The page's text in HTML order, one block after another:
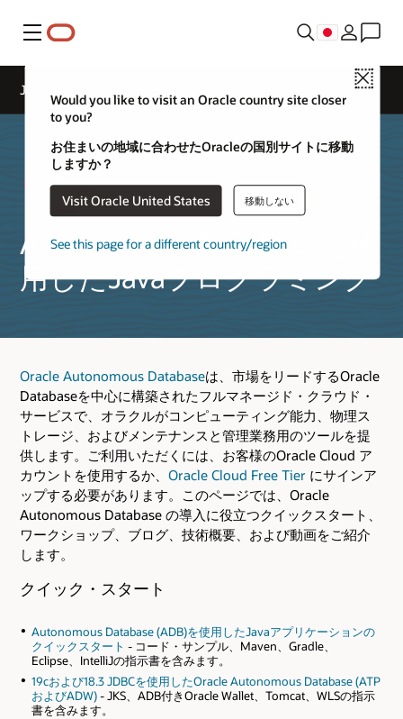
メニュー
Close
Would you like to visit an Oracle country site closer
to you?
お住まいの地域に合わせたOracleの国別サイトに移動
しますか？
Visit Oracle United States 移動しない
See this page for a different country/region
JDBCとDBクラウド
Autonomous Databaseを使
用したJavaプログラミング
Oracle Autonomous Databaseは、市場をリードするOracle
Databaseを中心に構築されたフルマネージド・クラウド・
サービスで、オラクルがコンピューティング能力、物理ス
トレージ、およびメンテナンスと管理業務用のツールを提
供します。ご利用いただくには、お客様のOracle Cloud ア
カウントを使用するか、 Oracle Cloud Free Tier にサインア
ップする必要があります。このページでは、Oracle
Autonomous Database の導入に役立つクイックスタート、
ワークショップ、ブログ、技術概要、および動画をご紹介
します。
クイック・スタート
Autonomous Database (ADB)を使用したJavaアプリケーションの
クイックスタート - コード・サンプル、Maven、Gradle、
Eclipse、IntelliJの指示書を含みます。
19cおよび18.3 JDBCを使用したOracle Autonomous Database (ATP
およびADW)- JKS、ADB付きOracle Wallet、Tomcat、WLSの指示
書を含みます。